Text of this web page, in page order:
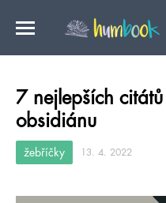
7 nejlepších
obsidiánu
žebříčky 13. 4. 2022